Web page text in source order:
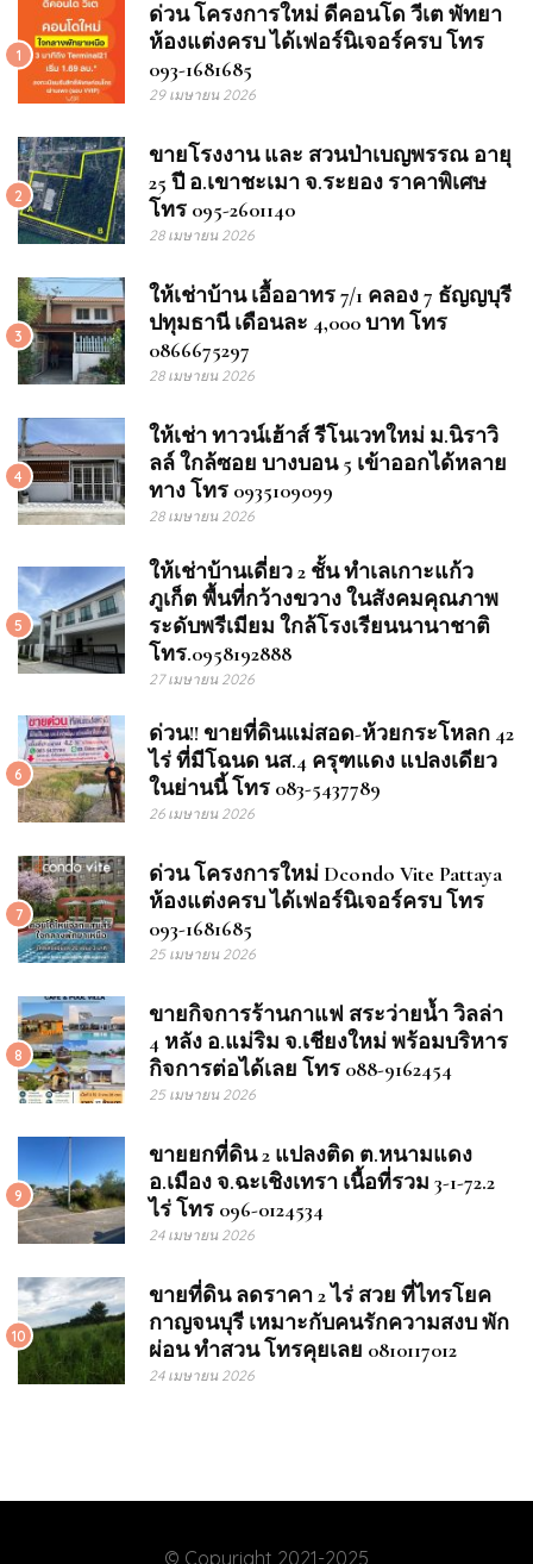
1
ด่วน โครงการใหม่ ดีคอนโด วีเต พัทยา
ห้องแต่งครบ ได้เฟอร์นิเจอร์ครบ โทร
093-1681685
29 เมษายน 2026
2
ขายโรงงาน และ สวนป่าเบญพรรณ อายุ
25 ปี อ.เขาชะเมา จ.ระยอง ราคาพิเศษ
โทร 095-2601140
28 เมษายน 2026
3
ให้เช่าบ้าน เอื้ออาทร 7/1 คลอง 7 ธัญญบุรี
ปทุมธานี เดือนละ 4,000 บาท โทร
0866675297
28 เมษายน 2026
4
ให้เช่า ทาวน์เฮ้าส์ รีโนเวทใหม่ ม.นิราวิ
ลล์ ใกล้ซอย บางบอน 5 เข้าออกได้หลาย
ทาง โทร 0935109099
28 เมษายน 2026
5
ให้เช่าบ้านเดี่ยว 2 ชั้น ทำเลเกาะแก้ว
ภูเก็ต พื้นที่กว้างขวาง ในสังคมคุณภาพ
ระดับพรีเมียม ใกล้โรงเรียนนานาชาติ
โทร.0958192888
27 เมษายน 2026
6
ด่วน!! ขายที่ดินแม่สอด-ห้วยกระโหลก 42
ไร่ ที่มีโฉนด นส.4 ครุฑแดง แปลงเดียว
ในย่านนี้ โทร 083-5437789
26 เมษายน 2026
7
ด่วน โครงการใหม่ Dcondo Vite Pattaya
ห้องแต่งครบ ได้เฟอร์นิเจอร์ครบ โทร
093-1681685
25 เมษายน 2026
8
ขายกิจการร้านกาแฟ สระว่ายน้ำ วิลล่า
4 หลัง อ.แม่ริม จ.เชียงใหม่ พร้อมบริหาร
กิจการต่อได้เลย โทร 088-9162454
25 เมษายน 2026
9
ขายยกที่ดิน 2 แปลงติด ต.หนามแดง
อ.เมือง จ.ฉะเชิงเทรา เนื้อที่รวม 3-1-72.2
ไร่ โทร 096-0124534
24 เมษายน 2026
10
ขายที่ดิน ลดราคา 2 ไร่ สวย ที่ไทรโยค
กาญจนบุรี เหมาะกับคนรักความสงบ พัก
ผ่อน ทำสวน โทรคุยเลย 0810117012
24 เมษายน 2026
© Copyright 2021-2025